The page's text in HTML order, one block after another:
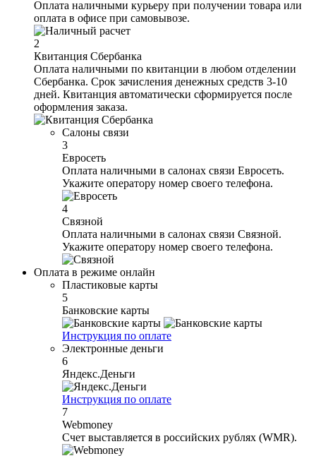
Оплата наличными курьеру при получении товара или
оплата в офисе при самовывозе.
2
Квитанция Сбербанка
Оплата наличными по квитанции в любом отделении
Сбербанка. Срок зачисления денежных средств 3-10
дней. Квитанция автоматически сформируется после
оформления заказа.
Салоны связи
3
Евросеть
Оплата наличными в салонах связи Евросеть.
Укажите оператору номер своего телефона.
4
Связной
Оплата наличными в салонах связи Связной.
Укажите оператору номер своего телефона.
Оплата в режиме онлайн
Пластиковые карты
5
Банковские карты
Инструкция по оплате
Электронные деньги
6
Яндекс.Деньги
Инструкция по оплате
7
Webmoney
Счет выставляется в российских рублях (WMR).